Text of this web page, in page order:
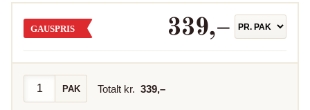
GAUSPRIS 339,–
PAK Totalt kr. 339,–